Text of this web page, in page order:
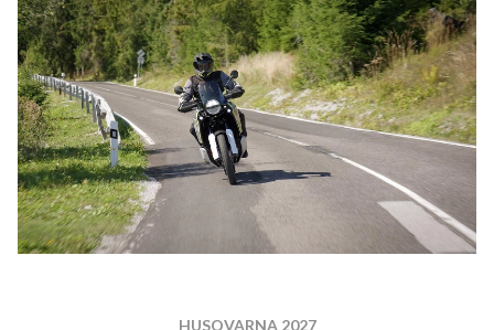
HUSQVARNA 2027